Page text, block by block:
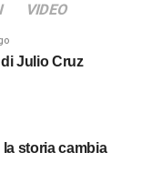
VIDEO
Julio Cruz
storia cambia